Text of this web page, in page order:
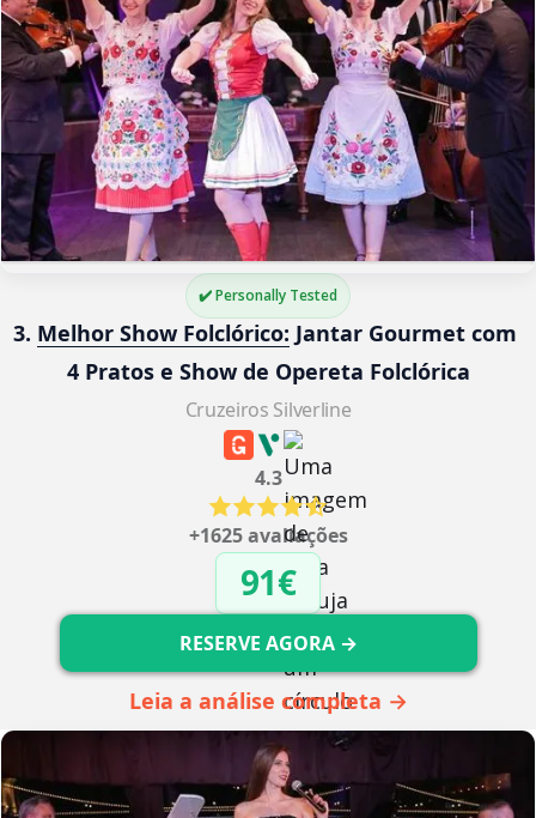
✔️ Personally Tested
3. Melhor Show Folclórico: Jantar Gourmet com
4 Pratos e Show de Opereta Folclórica
Cruzeiros Silverline
4.3
+1625 avaliações
91€
RESERVE AGORA →
Leia a análise completa →